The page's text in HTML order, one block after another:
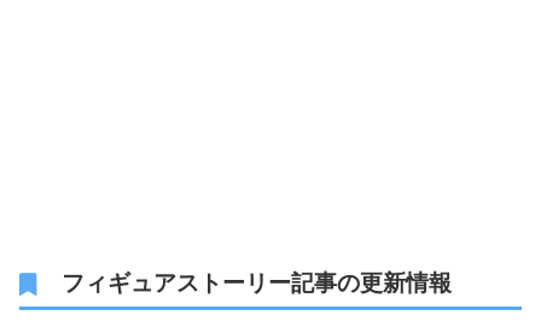
フィギュアストーリー記事の更新情報